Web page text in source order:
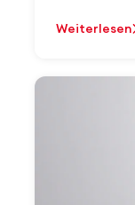
Weiterlesen